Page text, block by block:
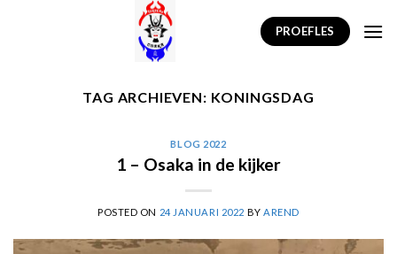
PROEFLES
TAG ARCHIEVEN: KONINGSDAG
BLOG 2022
1 – Osaka in de kijker
POSTED ON 24 JANUARI 2022 BY AREND